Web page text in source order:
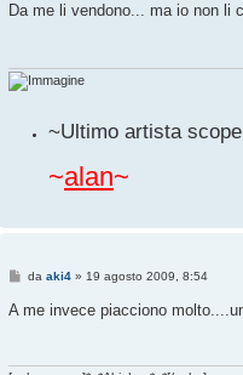
s
i
o
Da me li vendono... ma io non li
~Ultimo artista
~alan~
M
s
da aki4» 19 agosto 2009, 8:54
A me invece piacciono